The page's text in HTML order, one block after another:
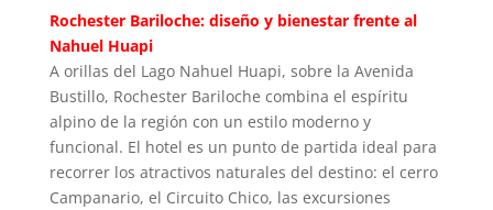
Rochester Bariloche: diseño y bienestar frente al
Nahuel Huapi
A orillas del Lago Nahuel Huapi, sobre la Avenida
Bustillo, Rochester Bariloche combina el espíritu
alpino de la región con un estilo moderno y
funcional. El hotel es un punto de partida ideal para
recorrer los atractivos naturales del destino: el cerro
Campanario, el Circuito Chico, las excursiones